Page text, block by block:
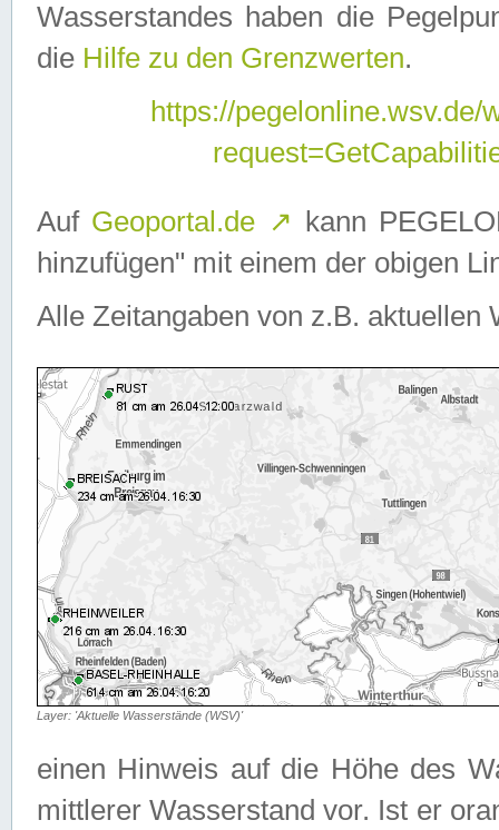
Wasserstandes haben die
die Hilfe zu den Grenzwerten.
https://
Auf Geoportal.de ↗ kann
hinzufügen" mit einem der obigen
Alle Zeitangaben von z.B. aktuellen
Layer: 'Aktuelle Wasserstände (WSV)'
einen Hinweis auf die Höhe des
mittlerer Wasserstand vor. Ist er